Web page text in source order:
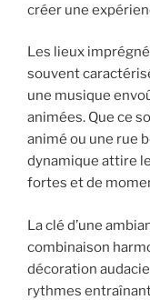
créer une
Les lieux
souvent
une musique
animées. Que ce
animé ou une rue
dynamique attire
fortes et de
La clé d’une
combinaison
décoration
rythmes